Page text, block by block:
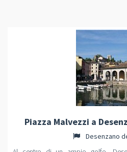
Piazza Malvezzi a
Desenzano